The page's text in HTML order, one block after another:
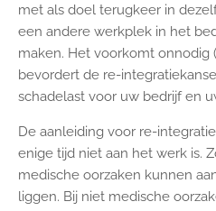
met als doel terugkeer in
een andere werkplek in het
maken. Het voorkomt onnodig
bevordert de re-
schadelast voor uw bedrijf en
De aanleiding voor re-
enige tijd niet aan het werk is.
medische oorzaken kunnen
liggen. Bij niet medische